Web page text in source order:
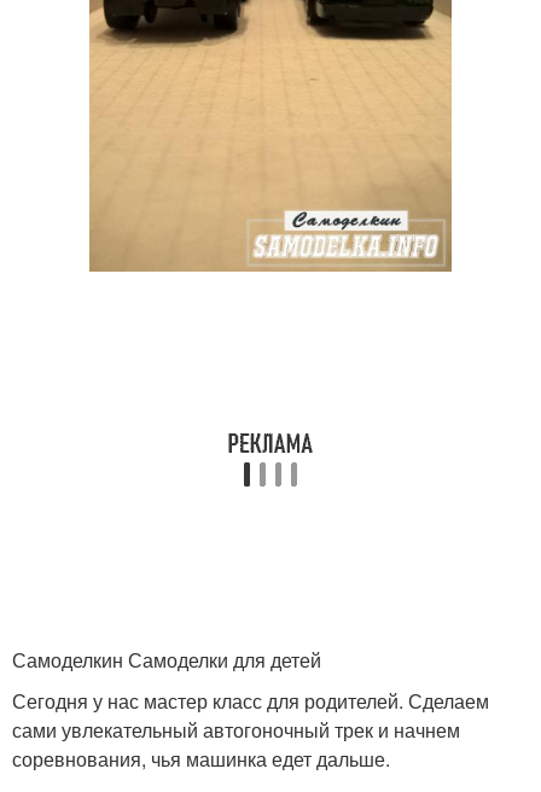
Самоделкин Самоделки для детей
Сегодня у нас мастер класс для родителей. Сделаем
сами увлекательный автогоночный трек и начнем
соревнования, чья машинка едет дальше.